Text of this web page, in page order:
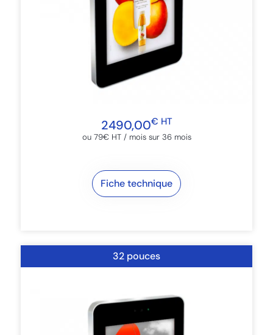
2490,00€ HT
ou 79€ HT / mois sur 36 mois​
Fiche technique
32 pouces